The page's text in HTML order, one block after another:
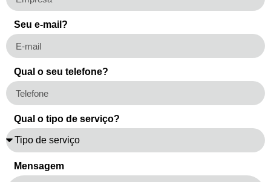
Seu e-mail?
Qual o seu telefone?
Qual o tipo de serviço?
Mensagem